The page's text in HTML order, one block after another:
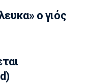
ο Χοακίν
ο γιός